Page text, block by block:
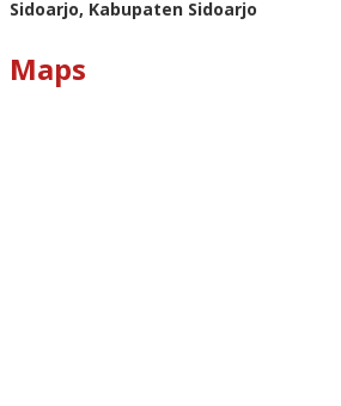
Sidoarjo, Kabupaten Sidoarjo
Maps